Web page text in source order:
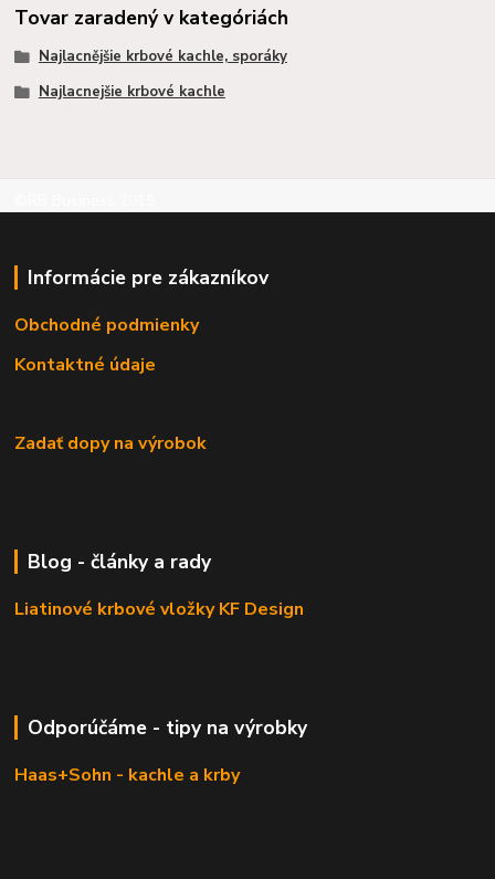
Tovar zaradený v kategóriách
Najlacnějšie krbové kachle, sporáky
Najlacnejšie krbové kachle
Informácie pre zákazníkov
Obchodné podmienky
Kontaktné údaje
Zadať dopy na výrobok
Blog - články a rady
Liatinové krbové vložky KF Design
Odporúčáme - tipy na výrobky
Haas+Sohn - kachle a krby